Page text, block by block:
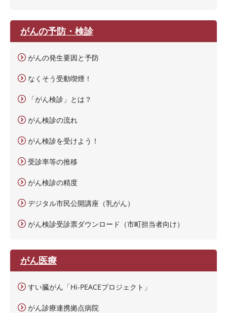
がんの予防・検診
がんの発生要因と予防
なくそう受動喫煙！
「がん検診」とは？
がん検診の流れ
がん検診を受けよう！
受診率等の推移
がん検診の精度
デジタル市民公開講座（乳がん）
がん検診受診票ダウンロード（市町担当者向け）
がん医療
すい臓がん「Hi-PEACEプロジェクト」
がん診療連携拠点病院